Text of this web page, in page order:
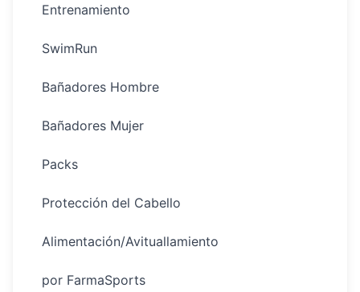
Entrenamiento
SwimRun
Bañadores Hombre
Bañadores Mujer
Packs
Protección del Cabello
Alimentación/Avituallamiento
por FarmaSports